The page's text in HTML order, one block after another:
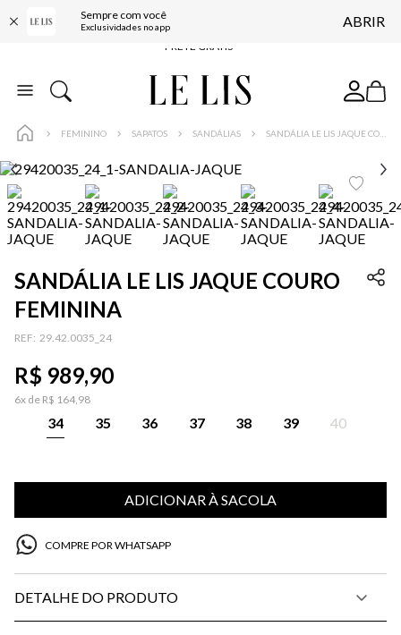
Sempre com você
Exclusividades no app ABRIR
FRETE GRÁTIS*
10% OFF NA PRIMEIRA COMPRA*
FRETE GRÁTIS*
BAIXE O APP
10% OFF NA PRIMEIRA COMPRA*
FEMININO SAPATOS SANDÁLIAS
SANDÁLIA LE LIS JAQUE COURO
FEMININA
: 29.42.0035_24
R$ 989,90
6x de R$ 164,98
34 35 36 37 38 39 40
ADICIONAR À SACOLA
COMPRE POR WHATSAPP
DETALHE DO PRODUTO